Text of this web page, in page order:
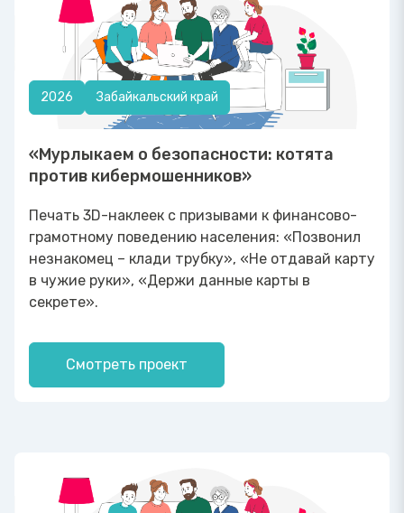
2026 Забайкальский край
«Мурлыкаем о безопасности: котята
против кибермошенников»
Печать 3D-наклеек с призывами к финансово-
грамотному поведению населения: «Позвонил
незнакомец – клади трубку», «Не отдавай карту
в чужие руки», «Держи данные карты в
секрете».
Смотреть проект